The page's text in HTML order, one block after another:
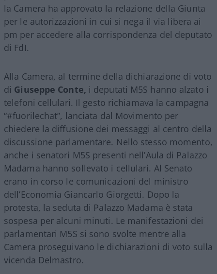
la Camera ha approvato la relazione della Giunta
per le autorizzazioni in cui si nega il via libera ai
pm per accedere alla corrispondenza del deputato
di FdI.
Alla Camera, al termine della dichiarazione di voto
di Giuseppe Conte, i deputati M5S hanno alzato i
telefoni cellulari. Il gesto richiamava la campagna
“#fuorilechat”, lanciata dal Movimento per
chiedere la diffusione dei messaggi al centro della
discussione parlamentare. Nello stesso momento,
anche i senatori M5S presenti nell’Aula di Palazzo
Madama hanno sollevato i cellulari. Al Senato
erano in corso le comunicazioni del ministro
dell’Economia Giancarlo Giorgetti. Dopo la
protesta, la seduta di Palazzo Madama è stata
sospesa per alcuni minuti. Le manifestazioni dei
parlamentari M5S si sono svolte mentre alla
Camera proseguivano le dichiarazioni di voto sulla
vicenda Delmastro.